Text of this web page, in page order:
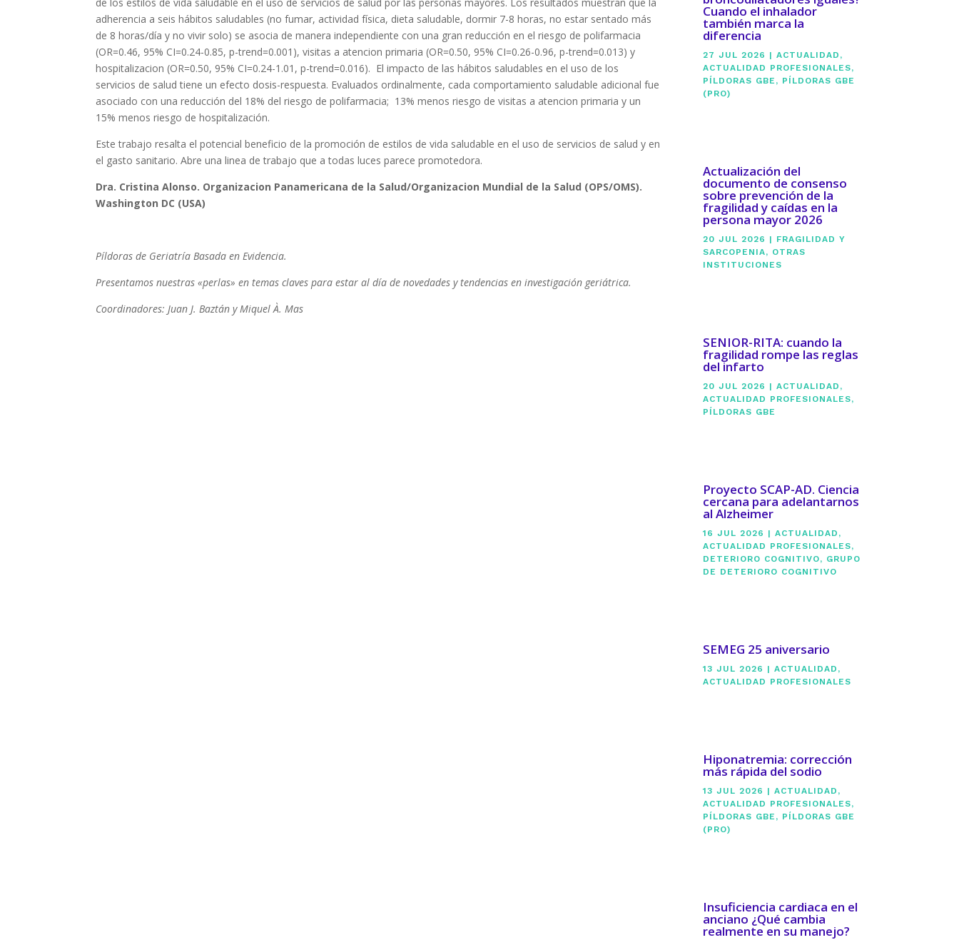
adherencia a seis hábitos saludables (no fumar, actividad física, dieta saludable, dormir 7-8 horas, no estar sentado más
de 8 horas/día y no vivir solo) se asocia de manera independiente con una gran reducción en el riesgo de polifarmacia
(OR=0.46, 95% CI=0.24-0.85, p-trend=0.001), visitas a atencion primaria (OR=0.50, 95% CI=0.26-0.96, p-trend=0.013) y
hospitalizacion (OR=0.50, 95% CI=0.24-1.01, p-trend=0.016). El impacto de las hábitos saludables en el uso de los
servicios de salud tiene un efecto dosis-respuesta. Evaluados ordinalmente, cada comportamiento saludable adicional fue
asociado con una reducción del 18% del riesgo de polifarmacia; 13% menos riesgo de visitas a atencion primaria y un
15% menos riesgo de hospitalización.
Este trabajo resalta el potencial beneficio de la promoción de estilos de vida saludable en el uso de servicios de salud y en
el gasto sanitario. Abre una linea de trabajo que a todas luces parece promotedora.
Dra. Cristina Alonso. Organizacion Panamericana de la Salud/Organizacion Mundial de la Salud (OPS/OMS).
Washington DC (USA)
Píldoras de Geriatría Basada en Evidencia.
Presentamos nuestras «perlas» en temas claves para estar al día de novedades y tendencias en investigación geriátrica.
Coordinadores: Juan J. Baztán y Miquel À. Mas
Cuando el inhalador
también marca la
diferencia
27 JUL 2026 |ACTUALIDAD ,
ACTUALIDAD PROFESIONALES,
PÍLDORAS GBE , PÍLDORAS GBE
(PRO)
Actualización del
documento de consenso
sobre prevención de la
fragilidad y caídas en la
persona mayor 2026
20 JUL 2026 | FRAGILIDAD Y
SARCOPENIA, OTRAS
INSTITUCIONES
SENIOR-RITA: cuando la
fragilidad rompe las reglas
del infarto
20 JUL 2026 |ACTUALIDAD ,
ACTUALIDAD PROFESIONALES,
PÍLDORAS GBE
Proyecto SCAP-AD. Ciencia
cercana para adelantarnos
al Alzheimer
16 JUL 2026 |ACTUALIDAD ,
ACTUALIDAD PROFESIONALES,
DETERIORO COGNITIVO, GRUPO
DE DETERIORO COGNITIVO
SEMEG 25 aniversario
13 JUL 2026 |ACTUALIDAD ,
ACTUALIDAD PROFESIONALES
Hiponatremia: corrección
más rápida del sodio
13 JUL 2026 |ACTUALIDAD ,
ACTUALIDAD PROFESIONALES,
PÍLDORAS GBE , PÍLDORAS GBE
(PRO)
Insuficiencia cardiaca en el
anciano ¿Qué cambia
realmente en su manejo?